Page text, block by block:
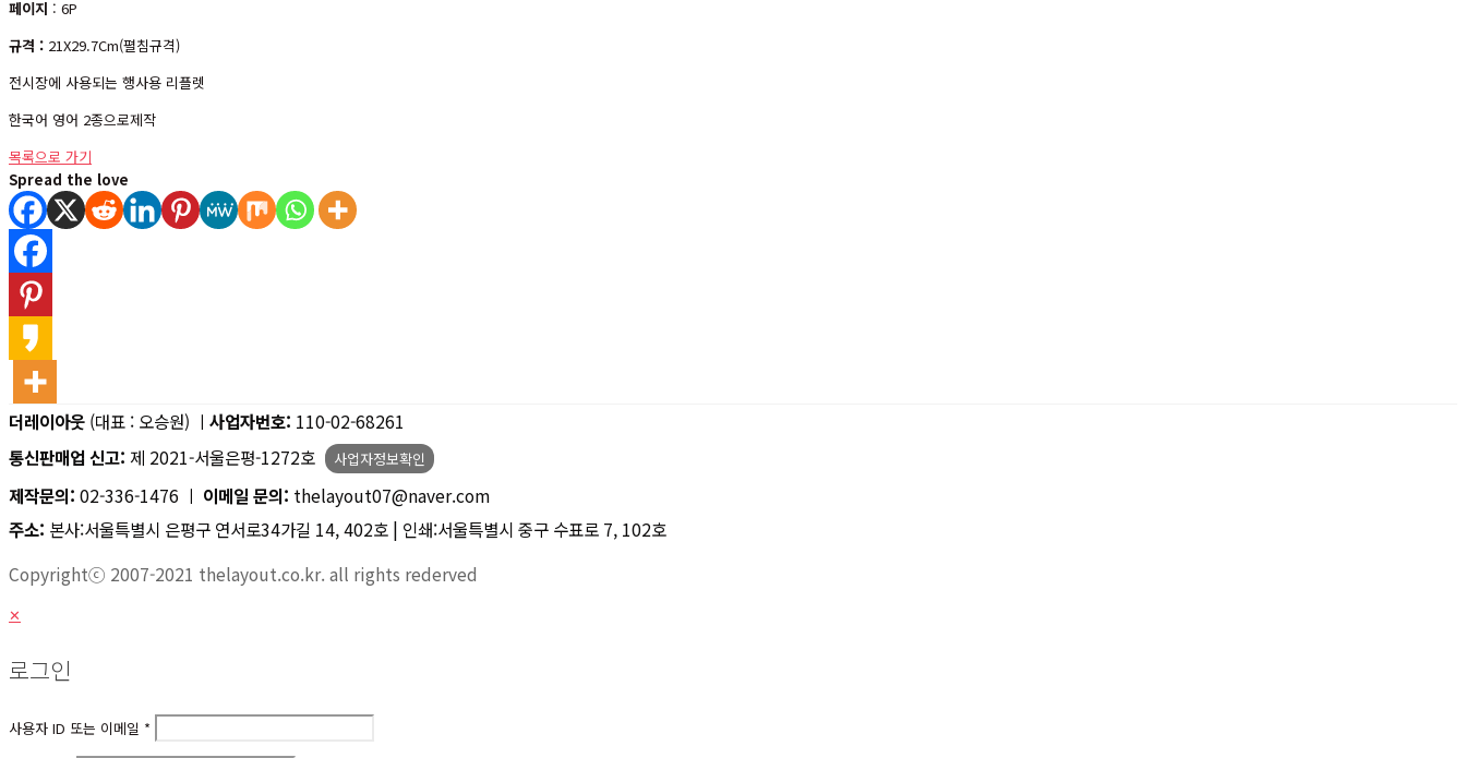
페이지 : 6P
규격 : 21X29.7Cm(펼침규격)
전시장에 사용되는 행사용 리플렛
한국어 영어 2종으로제작
목록으로 가기
Spread the love
더레이아웃 (대표 : 오승원) ㅣ 사업자번호: 110-02-68261
통신판매업 신고: 제 2021-서울은평-1272호 사업자정보확인
제작문의: 02-336-1476 ㅣ 이메일 문의: thelayout07@naver.com
주소: 본사:서울특별시 은평구 연서로34가길 14, 402호 | 인쇄:서울특별시 중구 수표로 7, 102호
Copyrightⓒ 2007-2021 thelayout.co.kr. all rights rederved
✕
로그인
사용자 ID 또는 이메일 *